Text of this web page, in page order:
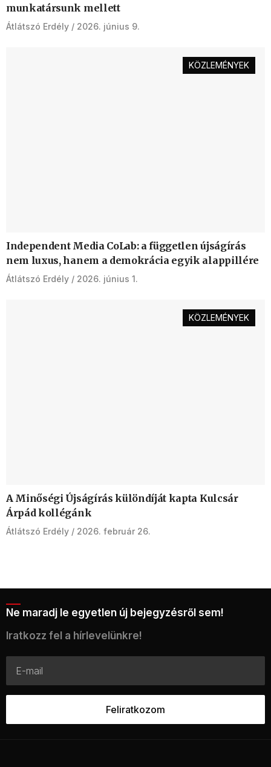
munkatársunk mellett
Átlátszó Erdély 2026. június 9.
KÖZLEMÉNYEK
Independent Media CoLab: a független újságírás
nem luxus, hanem a demokrácia egyik alappillére
Átlátszó Erdély 2026. június 1.
KÖZLEMÉNYEK
A Minőségi Újságírás különdíját kapta Kulcsár
Árpád kollégánk
Átlátszó Erdély 2026. február 26.
Ne maradj le egyetlen új bejegyzésről sem!
Iratkozz fel a hírlevelünkre!